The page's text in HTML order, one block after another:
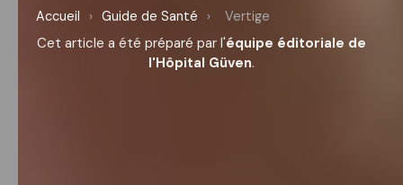
Accueil › Guide de Santé › Vertige
Cet article a été préparé par l'équipe éditoriale de
l'Hôpital Güven.